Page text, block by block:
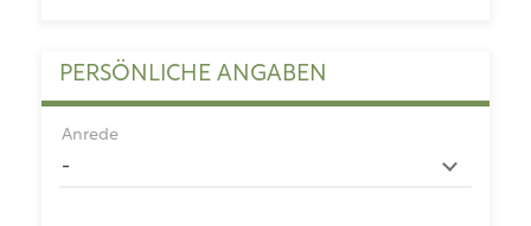
PERSÖNLICHE ANGABEN
Anrede